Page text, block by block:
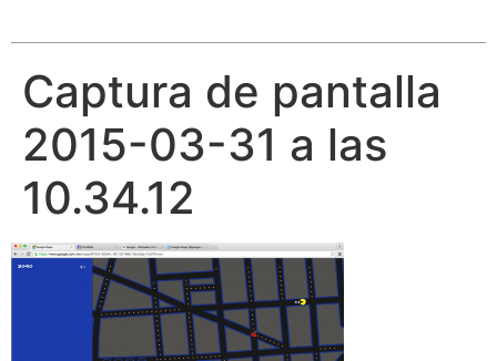
Captura de pantalla
2015-03-31 a las
10.34.12